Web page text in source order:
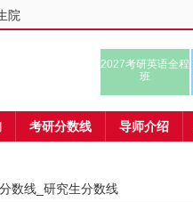
院
2027考研英语全程
班
考研分数线 导师介绍
数线_研究生分数线